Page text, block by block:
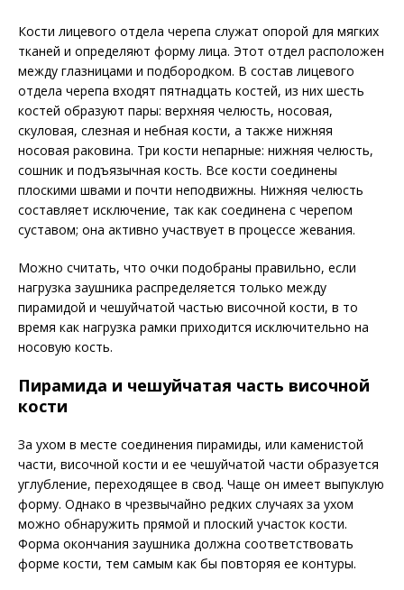
Кости лицевого отдела черепа служат опорой для мягких
тканей и определяют форму лица. Этот отдел расположен
между глазницами и подбородком. В состав лицевого
отдела черепа входят пятнадцать костей, из них шесть
костей образуют пары: верхняя челюсть, носовая,
скуловая, слезная и небная кости, а также нижняя
носовая раковина. Три кости непарные: нижняя челюсть,
сошник и подъязычная кость. Все кости соединены
плоскими швами и почти неподвижны. Нижняя челюсть
составляет исключение, так как соединена с черепом
суставом; она активно участвует в процессе жевания.
Можно считать, что очки подобраны правильно, если
нагрузка заушника распределяется только между
пирамидой и чешуйчатой частью височной кости, в то
время как нагрузка рамки приходится исключительно на
носовую кость.
Пирамида и чешуйчатая часть височной
кости
За ухом в месте соединения пирамиды, или каменистой
части, височной кости и ее чешуйчатой части образуется
углубление, переходящее в свод. Чаще он имеет выпуклую
форму. Однако в чрезвычайно редких случаях за ухом
можно обнаружить прямой и плоский участок кости.
Форма окончания заушника должна соответствовать
форме кости, тем самым как бы повторяя ее контуры.